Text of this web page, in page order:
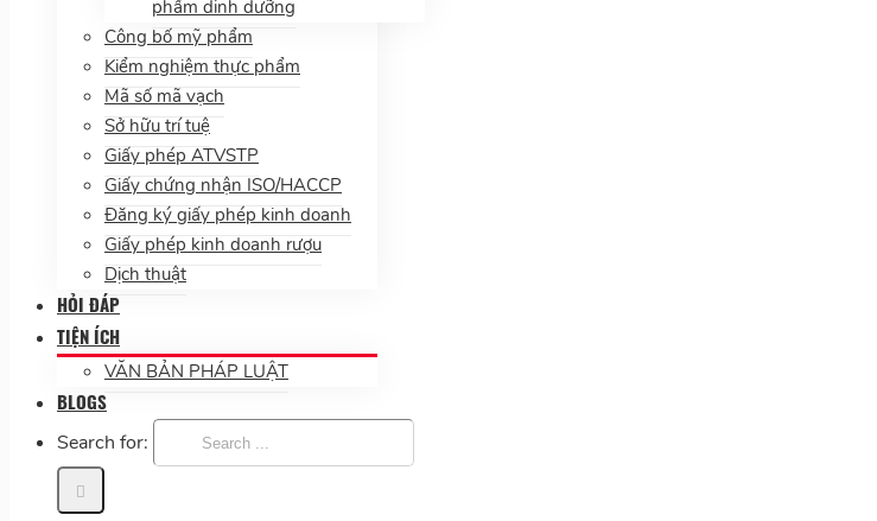
phẩm dinh dưỡng
Công bố mỹ phẩm
Kiểm nghiệm thực phẩm
Mã số mã vạch
Sở hữu trí tuệ
Giấy phép ATVSTP
Giấy chứng nhận ISO/HACCP
Đăng ký giấy phép kinh doanh
Giấy phép kinh doanh rượu
Dịch thuật
HỎI ĐÁP
TIỆN ÍCH
VĂN BẢN PHÁP LUẬT
BLOGS
Search for: